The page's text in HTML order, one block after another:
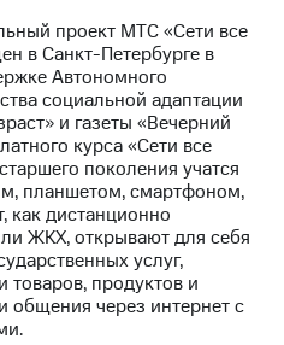
проект МТС «Сети все
в Санкт-Петербурге в
Автономного
социальной адаптации
и газеты «Вечерний
курса «Сети все
поколения учатся
планшетом, смартфоном,
как дистанционно
ЖКХ, открывают для себя
услуг,
товаров, продуктов и
общения через интернет с